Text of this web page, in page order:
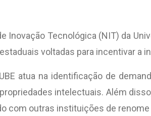
Inovação Tecnológica (NIT) da
voltadas para incentivar a
atua na identificação de
intelectuais. Além
com outras instituições de renome na